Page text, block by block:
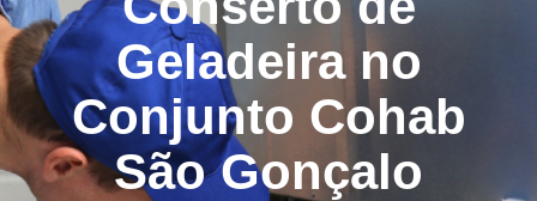
Geladeira no
Conjunto Cohab
São Gonçalo